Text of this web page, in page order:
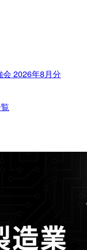
2026年8月分